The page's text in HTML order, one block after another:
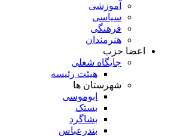
آموزشی
سیاسی
فرهنگی
هنرمندان
اعضا حزب
جایگاه شغلی
هیئت رئیسه
شهرستان ها
ابوموسی
بستک
بشاگرد
بندرعباس